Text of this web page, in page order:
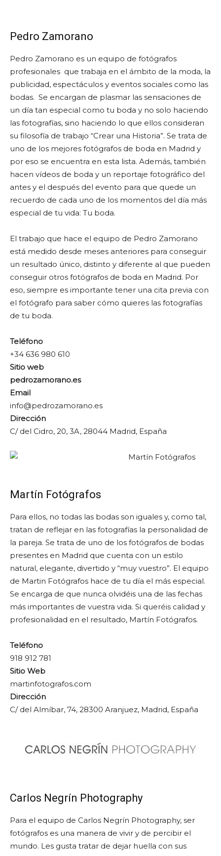
Pedro Zamorano
Pedro Zamorano es un equipo de fotógrafos
profesionales que trabaja en el ámbito de la moda, la
publicidad, espectáculos y eventos sociales como las
bodas. Se encargan de plasmar las sensaciones de
un día tan especial como tu boda y no solo haciendo
las fotografías, sino haciendo lo que ellos consideran
su filosofía de trabajo “Crear una Historia”. Se trata de
uno de los mejores fotógrafos de boda en Madrid y
por eso se encuentra en esta lista. Además, también
hacen vídeos de boda y un reportaje fotográfico del
antes y el después del evento para que quede un
recuerdo de cada uno de los momentos del día más
especial de tu vida: Tu boda.
El trabajo que hace el equipo de Pedro Zamorano
está medido desde meses anteriores para conseguir
un resultado único, distinto y diferente al que pueden
conseguir otros fotógrafos de boda en Madrid. Por
eso, siempre es importante tener una cita previa con
el fotógrafo para saber cómo quieres las fotografías
de tu boda.
Teléfono
+34 636 980 610
Sitio web
pedrozamorano.es
Email
info@pedrozamorano.es
Dirección
C/ del Cidro, 20, 3A, 28044 Madrid, España
Martín Fotógrafos
Para ellos, no todas las bodas son iguales y, como tal,
tratan de reflejar en las fotografías la personalidad de
la pareja. Se trata de uno de los fotógrafos de bodas
presentes en Madrid que cuenta con un estilo
natural, elegante, divertido y “muy vuestro”. El equipo
de Martin Fotógrafos hace de tu día el más especial.
Se encarga de que nunca olvidéis una de las fechas
más importantes de vuestra vida. Si queréis calidad y
profesionalidad en el resultado, Martín Fotógrafos.
Teléfono
918 912 781
Sitio Web
martinfotografos.com
Dirección
C/ del Almíbar, 74, 28300 Aranjuez, Madrid, España
Carlos Negrín Photography
Para el equipo de Carlos Negrín Photography, ser
fotógrafos es una manera de vivir y de percibir el
mundo. Les gusta tratar de dejar huella con sus